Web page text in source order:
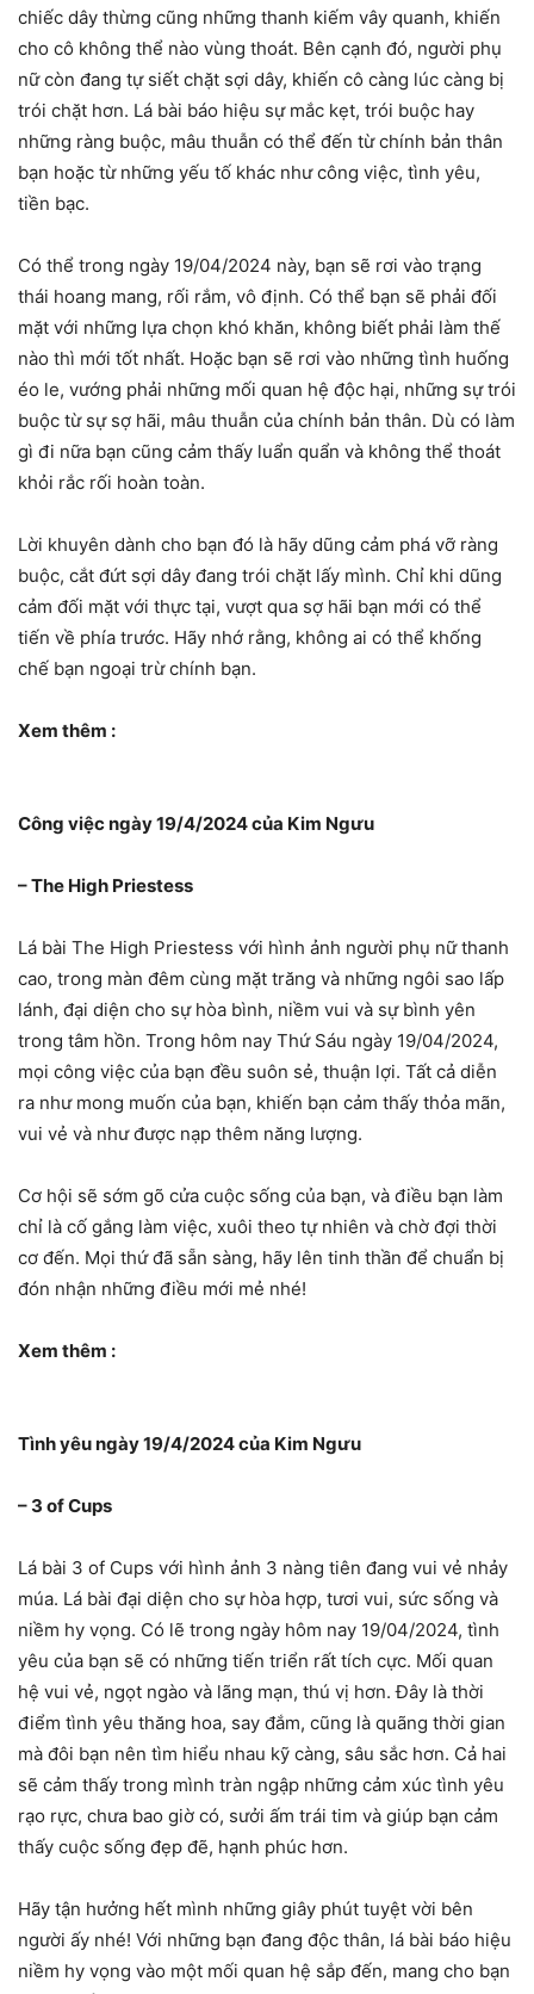
chiếc dây thừng cũng những thanh kiếm vây quanh, khiến
cho cô không thể nào vùng thoát. Bên cạnh đó, người phụ
nữ còn đang tự siết chặt sợi dây, khiến cô càng lúc càng bị
trói chặt hơn. Lá bài báo hiệu sự mắc kẹt, trói buộc hay
những ràng buộc, mâu thuẫn có thể đến từ chính bản thân
bạn hoặc từ những yếu tố khác như công việc, tình yêu,
tiền bạc.
Có thể trong ngày 19/04/2024 này, bạn sẽ rơi vào trạng
thái hoang mang, rối rắm, vô định. Có thể bạn sẽ phải đối
mặt với những lựa chọn khó khăn, không biết phải làm thế
nào thì mới tốt nhất. Hoặc bạn sẽ rơi vào những tình huống
éo le, vướng phải những mối quan hệ độc hại, những sự trói
buộc từ sự sợ hãi, mâu thuẫn của chính bản thân. Dù có làm
gì đi nữa bạn cũng cảm thấy luẩn quẩn và không thể thoát
khỏi rắc rối hoàn toàn.
Lời khuyên dành cho bạn đó là hãy dũng cảm phá vỡ ràng
buộc, cắt đứt sợi dây đang trói chặt lấy mình. Chỉ khi dũng
cảm đối mặt với thực tại, vượt qua sợ hãi bạn mới có thể
tiến về phía trước. Hãy nhớ rằng, không ai có thể khống
chế bạn ngoại trừ chính bạn.
Xem thêm :
Công việc ngày 19/4/2024 của Kim Ngưu
– The High Priestess
Lá bài The High Priestess với hình ảnh người phụ nữ thanh
cao, trong màn đêm cùng mặt trăng và những ngôi sao lấp
lánh, đại diện cho sự hòa bình, niềm vui và sự bình yên
trong tâm hồn. Trong hôm nay Thứ Sáu ngày 19/04/2024,
mọi công việc của bạn đều suôn sẻ, thuận lợi. Tất cả diễn
ra như mong muốn của bạn, khiến bạn cảm thấy thỏa mãn,
vui vẻ và như được nạp thêm năng lượng.
Cơ hội sẽ sớm gõ cửa cuộc sống của bạn, và điều bạn làm
chỉ là cố gắng làm việc, xuôi theo tự nhiên và chờ đợi thời
cơ đến. Mọi thứ đã sẵn sàng, hãy lên tinh thần để chuẩn bị
đón nhận những điều mới mẻ nhé!
Xem thêm :
Tình yêu ngày 19/4/2024 của Kim Ngưu
– 3 of Cups
Lá bài 3 of Cups với hình ảnh 3 nàng tiên đang vui vẻ nhảy
múa. Lá bài đại diện cho sự hòa hợp, tươi vui, sức sống và
niềm hy vọng. Có lẽ trong ngày hôm nay 19/04/2024, tình
yêu của bạn sẽ có những tiến triển rất tích cực. Mối quan
hệ vui vẻ, ngọt ngào và lãng mạn, thú vị hơn. Đây là thời
điểm tình yêu thăng hoa, say đắm, cũng là quãng thời gian
mà đôi bạn nên tìm hiểu nhau kỹ càng, sâu sắc hơn. Cả hai
sẽ cảm thấy trong mình tràn ngập những cảm xúc tình yêu
rạo rực, chưa bao giờ có, sưởi ấm trái tim và giúp bạn cảm
thấy cuộc sống đẹp đẽ, hạnh phúc hơn.
Hãy tận hưởng hết mình những giây phút tuyệt vời bên
người ấy nhé! Với những bạn đang độc thân, lá bài báo hiệu
niềm hy vọng vào một mối quan hệ sắp đến, mang cho bạn